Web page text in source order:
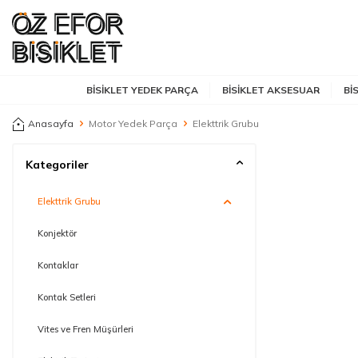
BISIKLET YEDEK PARÇA BISIKLET AKSESUAR
Anasayfa Motor Yedek Parça Elekttrik Grubu
Kategoriler
Elekttrik Grubu
Konjektör
Kontaklar
Kontak Setleri
Vites ve Fren Müşürleri